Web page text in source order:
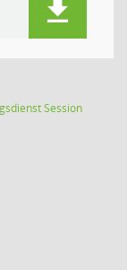
Session(Wird in